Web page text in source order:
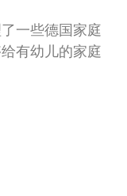
一些德国家庭
有幼儿的家庭